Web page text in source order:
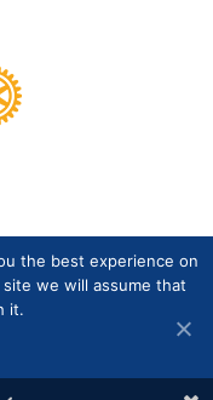
ry 2026 |
|Henkilötietojen
the best experience on
we will assume that
it.